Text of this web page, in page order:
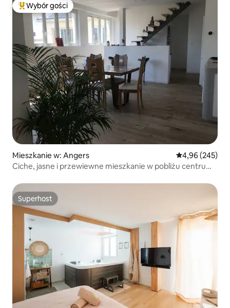
Najpopularniejsze z kategorii Wybór gości
Wybór gości
Mieszkanie w: Angers Średnia
4,96 (245)
Ciche, jasne i przewiewne mieszkanie w pobliżu centrum
Superhost
Superhost